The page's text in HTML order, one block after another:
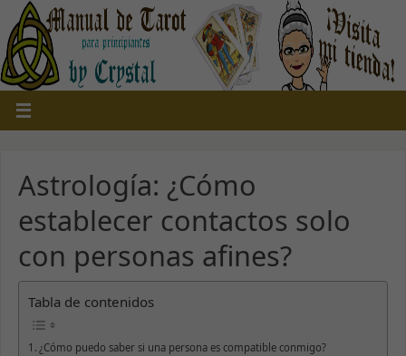
Astrología: ¿Cómo
establecer contactos solo
con personas afines?
Tabla de contenidos
¿Cómo puedo saber si una persona es compatible conmigo?